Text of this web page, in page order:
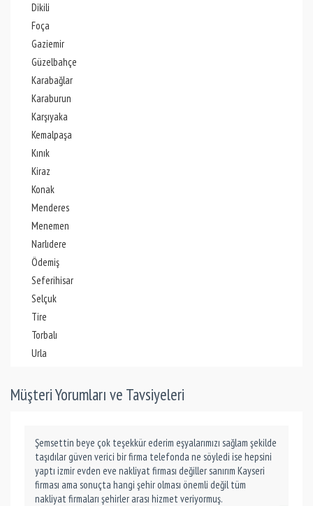
Dikili
Foça
Gaziemir
Güzelbahçe
Karabağlar
Karaburun
Karşıyaka
Kemalpaşa
Kınık
Kiraz
Konak
Menderes
Menemen
Narlıdere
Ödemiş
Seferihisar
Selçuk
Tire
Torbalı
Urla
Müşteri Yorumları ve Tavsiyeleri
Şemsettin beye çok teşekkür ederim eşyalarımızı sağlam şekilde
taşıdılar güven verici bir firma telefonda ne söyledi ise hepsini
yaptı izmir evden eve nakliyat firması değiller sanırım Kayseri
firması ama sonuçta hangi şehir olması önemli değil tüm
nakliyat firmaları şehirler arası hizmet veriyormuş.